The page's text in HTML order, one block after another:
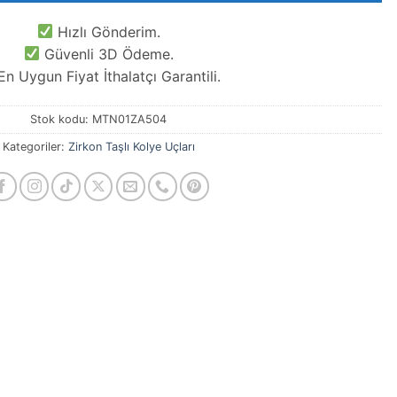
Hızlı Gönderim.
Güvenli 3D Ödeme.
Uygun Fiyat İthalatçı Garantili.
Stok kodu: MTN01ZA504
Kategoriler: Zirkon Taşlı Kolye Uçları